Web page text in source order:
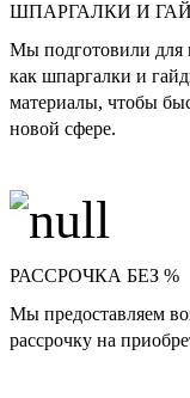
ШПАРГАЛКИ И
Мы подготовили для
как шпаргалки и
материалы, чтобы
новой сфере.
РАССРОЧКА БЕЗ %
Мы предоставляем
рассрочку на